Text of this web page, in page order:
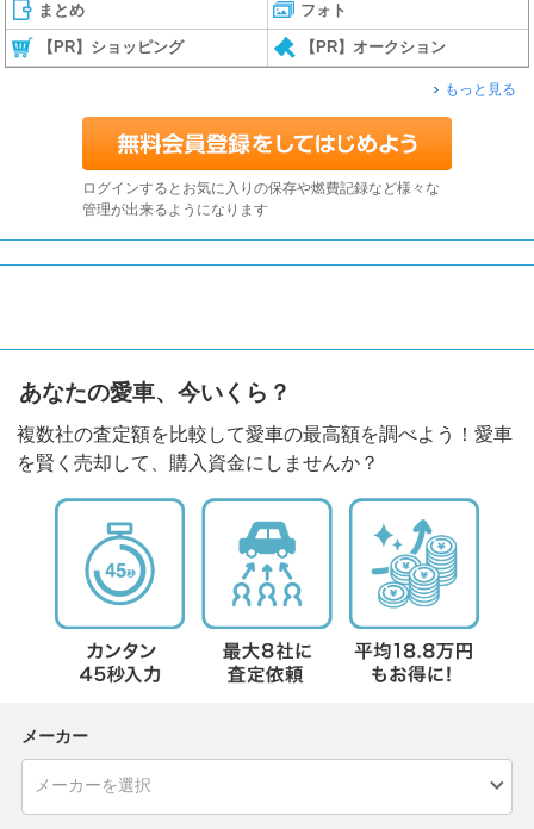
まとめ フォト
【PR】ショッピング 【PR】オークション
もっと見る
ログインするとお気に入りの保存や燃費記録など様々な
管理が出来るようになります
あなたの愛車、今いくら？
複数社の査定額を比較して愛車の最高額を調べよう！愛車
を賢く売却して、購入資金にしませんか？
メーカー